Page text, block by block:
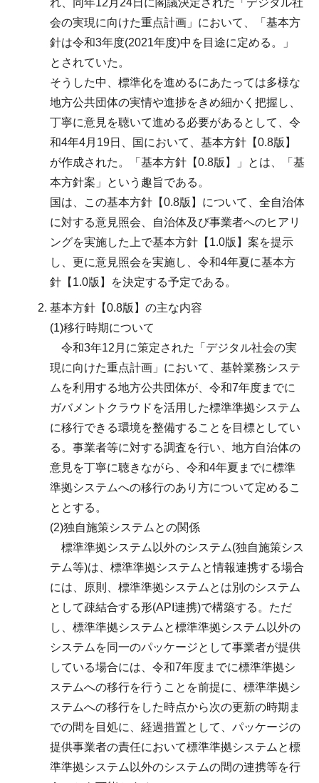
れ、同年12月24日に閣議決定された「デジタル社
会の実現に向けた重点計画」において、「基本方
針は令和3年度(2021年度)中を目途に定める。」
とされていた。
そうした中、標準化を進めるにあたっては多様な
地方公共団体の実情や進捗をきめ細かく把握し、
丁寧に意見を聴いて進める必要があるとして、令
和4年4月19日、国において、基本方針【0.8版】
が作成された。「基本方針【0.8版】」とは、「基
本方針案」という趣旨である。
国は、この基本方針【0.8版】について、全自治体
に対する意見照会、自治体及び事業者へのヒアリ
ングを実施した上で基本方針【1.0版】案を提示
し、更に意見照会を実施し、令和4年夏に基本方
針【1.0版】を決定する予定である。
基本方針【0.8版】の主な内容
(1)移行時期について
令和3年12月に策定された「デジタル社会の実
現に向けた重点計画」において、基幹業務システ
ムを利用する地方公共団体が、令和7年度までに
ガバメントクラウドを活用した標準準拠システム
に移行できる環境を整備することを目標としてい
る。事業者等に対する調査を行い、地方自治体の
意見を丁寧に聴きながら、令和4年夏までに標準
準拠システムへの移行のあり方について定めるこ
ととする。
(2)独自施策システムとの関係
標準準拠システム以外のシステム(独自施策シス
テム等)は、標準準拠システムと情報連携する場合
には、原則、標準準拠システムとは別のシステム
として疎結合する形(API連携)で構築する。ただ
し、標準準拠システムと標準準拠システム以外の
システムを同一のパッケージとして事業者が提供
している場合には、令和7年度までに標準準拠シ
ステムへの移行を行うことを前提に、標準準拠シ
ステムへの移行をした時点から次の更新の時期ま
での間を目処に、経過措置として、パッケージの
提供事業者の責任において標準準拠システムと標
準準拠システム以外のシステムの間の連携等を行